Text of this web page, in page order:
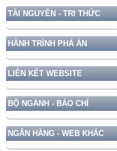
TÀI NGUYÊN - TRI THỨC
HÀNH TRÌNH PHÁ ÁN
LIÊN KẾT WEBSITE
BỘ NGÀNH - BÁO CHÍ
NGÂN HÀNG - WEB KHÁC